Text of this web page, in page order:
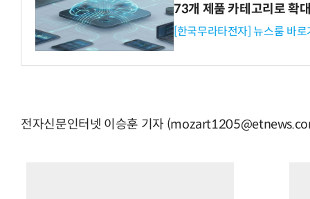
73개 제품 카테고리로 확
[한국무라타전자] 뉴스룸 바로
전자신문인터넷 이승훈 기자